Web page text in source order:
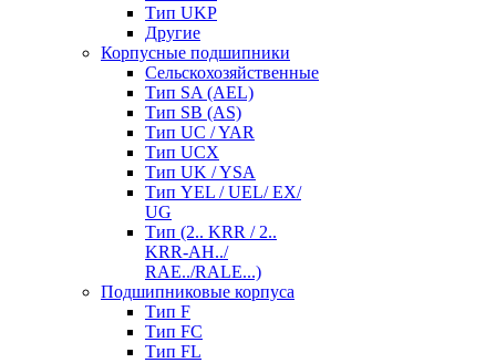
Тип UKP
Другие
Корпусные подшипники
Сельскохозяйственные
Тип SA (AEL)
Тип SB (AS)
Тип UC / YAR
Тип UCX
Тип UK / YSA
Тип YEL / UEL/ EX/
UG
Тип (2.. KRR / 2..
KRR-AH../
RAE../RALE...)
Подшипниковые корпуса
Тип F
Тип FC
Тип FL